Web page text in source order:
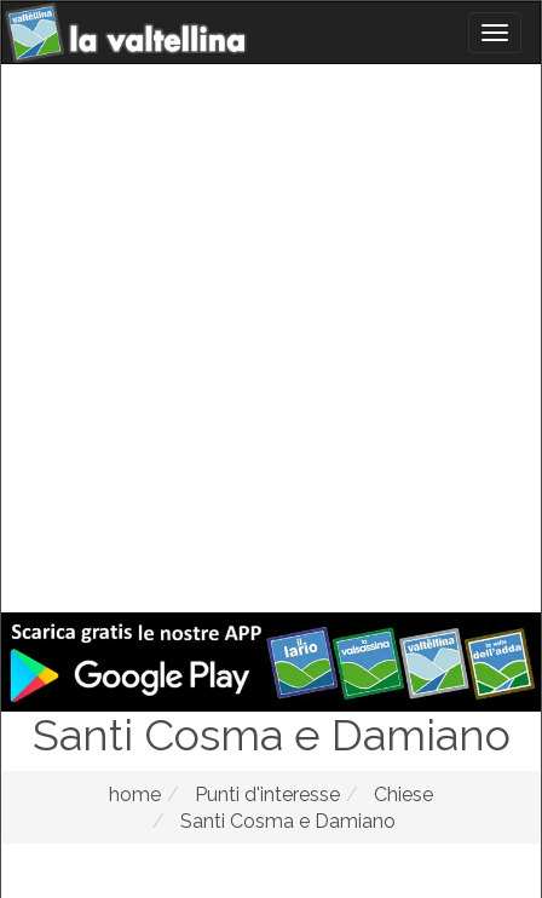
Santi Cosma e Damiano
home Punti d'interesse
Chiese
Santi Cosma e Damiano